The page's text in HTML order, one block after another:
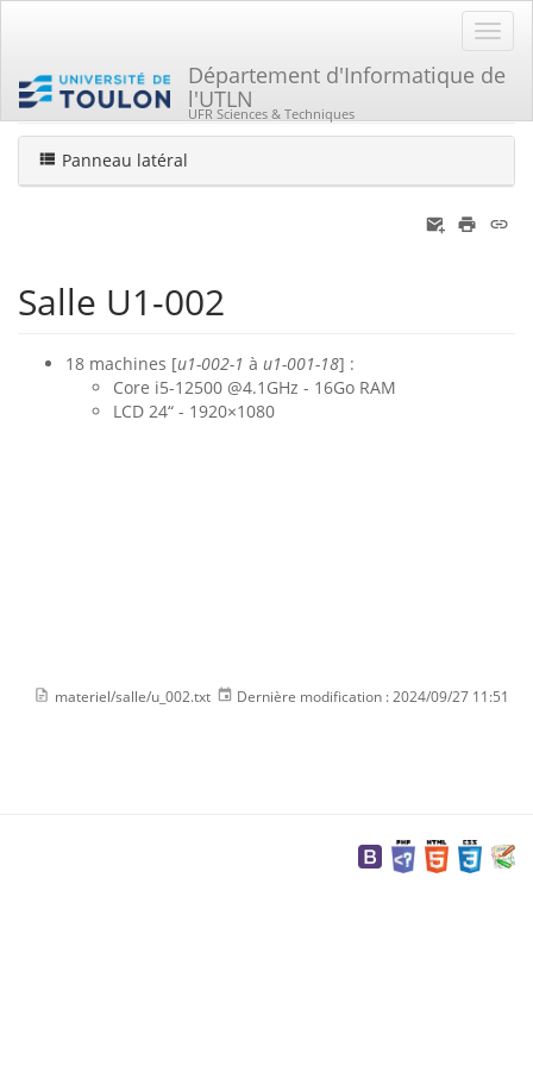
Département d'Informatique de
l'UTLN
UFR Sciences & Techniques
Vous êtes ici HomeMatériel Les salles Salle U1-002
Panneau latéral
Salle U1-002
18 machines [u1-002-1 à u1-001-18] :
Core i5-12500 @4.1GHz - 16Go RAM
LCD 24“ - 1920×1080
materiel/salle/u_002.txt Dernière modification : 2024/09/27 11:51